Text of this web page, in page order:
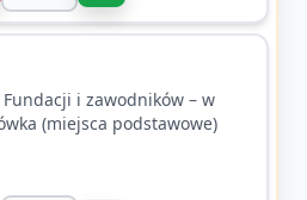
i zawodników – w
(miejsca podstawowe)